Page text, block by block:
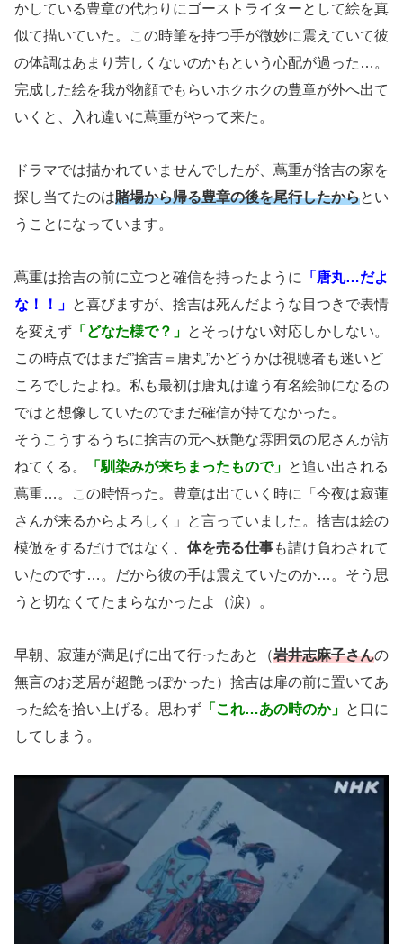
かしている豊章の代わりにゴーストライターとして絵を真
似て描いていた。この時筆を持つ手が微妙に震えていて彼
の体調はあまり芳しくないのかもという心配が過った…。
完成した絵を我が物顔でもらいホクホクの豊章が外へ出て
いくと、入れ違いに蔦重がやって来た。
ドラマでは描かれていませんでしたが、蔦重が捨吉の家を
探し当てたのは賭場から帰る豊章の後を尾行したからとい
うことになっています。
蔦重は捨吉の前に立つと確信を持ったように
「唐丸…だよ
な！！」 と喜びますが、捨吉は死んだような目つきで表情
を変えず 「どなた様で？」 とそっけない対応しかしない。
この時点ではまだ”捨吉＝唐丸”かどうかは視聴者も迷いど
ころでしたよね。私も最初は唐丸は違う有名絵師になるの
ではと想像していたのでまだ確信が持てなかった。
そうこうするうちに捨吉の元へ妖艶な雰囲気の尼さんが訪
ねてくる。
「馴染みが来ちまったもので」 と追い出される
蔦重…。この時悟った。豊章は出ていく時に「今夜は寂蓮
さんが来るからよろしく」と言っていました。捨吉は絵の
模倣をするだけではなく、 体を売る仕事も請け負わされて
いたのです…。だから彼の手は震えていたのか…。そう思
うと切なくてたまらなかったよ（涙）。
早朝、寂蓮が満足げに出て行ったあと（岩井志麻子さんの
無言のお芝居が超艶っぽかった）捨吉は扉の前に置いてあ
った絵を拾い上げる。思わず 「これ…あの時のか」 と口に
してしまう。